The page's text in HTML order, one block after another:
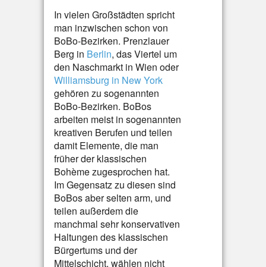
In vielen Großstädten spricht
man inzwischen schon von
BoBo-Bezirken. Prenzlauer
Berg in Berlin, das Viertel um
den Naschmarkt in Wien oder
Williamsburg in New York
gehören zu sogenannten
BoBo-Bezirken. BoBos
arbeiten meist in sogenannten
kreativen Berufen und teilen
damit Elemente, die man
früher der klassischen
Bohème zugesprochen hat.
Im Gegensatz zu diesen sind
BoBos aber selten arm, und
teilen außerdem die
manchmal sehr konservativen
Haltungen des klassischen
Bürgertums und der
Mittelschicht, wählen nicht